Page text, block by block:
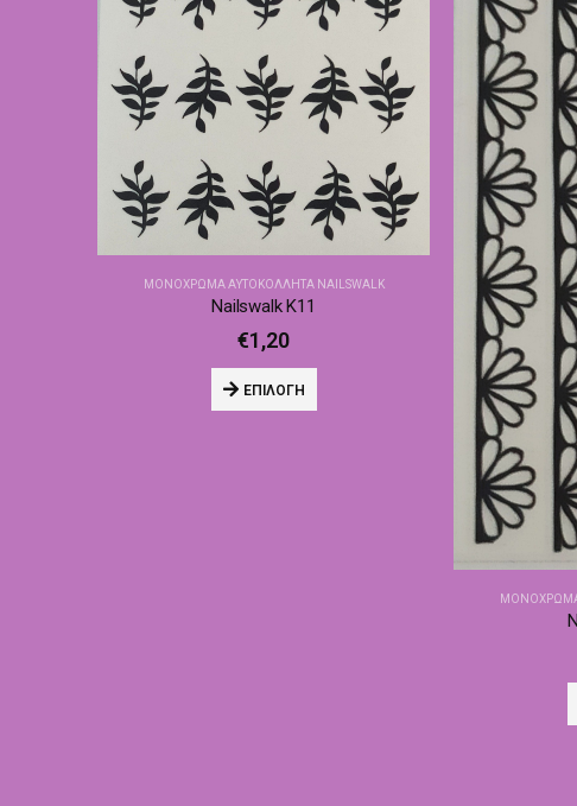
ΜΟΝΌΧΡΩΜΑ ΑΥΤΟΚΌΛΛΗΤΑ NAILSWALK
Nailswalk Κ11
€1,20
ΕΠΙΛΟΓΉ
ΜΟΝΌΧΡΩΜΑ